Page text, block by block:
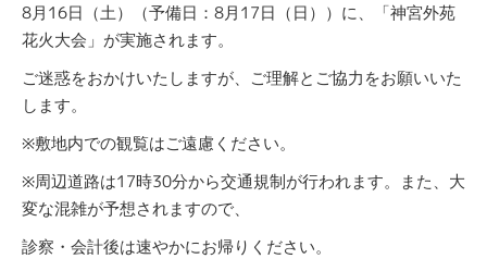
8月16日（土）（予備日：8月17日（日））に、「神宮外苑
花火大会」が実施されます。
ご迷惑をおかけいたしますが、ご理解とご協力をお願いいた
します。
※敷地内での観覧はご遠慮ください。
※周辺道路は17時30分から交通規制が行われます。また、大
変な混雑が予想されますので、
診察・会計後は速やかにお帰りください。